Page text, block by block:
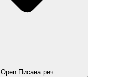
Open Писана реч